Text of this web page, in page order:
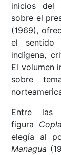
inicios del
sobre el
(1969),
el sentido
indígena,
El volumen
sobre
Entre las
figura
elegía al
Managua